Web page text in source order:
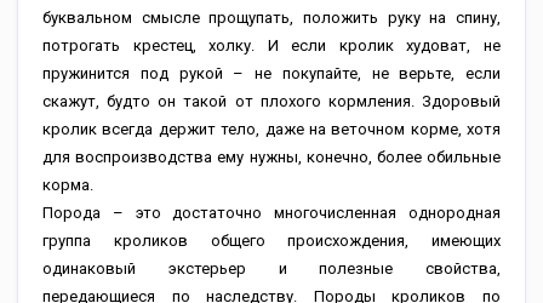
буквальном смысле прощупать, положить руку на спину,
потрогать крестец, холку. И если кролик худоват, не
пружинится под рукой – не покупайте, не верьте, если
скажут, будто он такой от плохого кормления. Здоровый
кролик всегда держит тело, даже на веточном корме, хотя
для воспроизводства ему нужны, конечно, более обильные
корма.
Порода – это достаточно многочисленная однородная
группа кроликов общего происхождения, имеющих
одинаковый экстерьер и полезные свойства,
передающиеся по наследству. Породы кроликов по